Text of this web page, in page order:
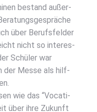
bestand außer­
über Berufs­fel­der
nicht so inter­es­
Schü­ler war
der Mes­se als hilf­
wie das “Voca­ti­
über ihre Zukunft